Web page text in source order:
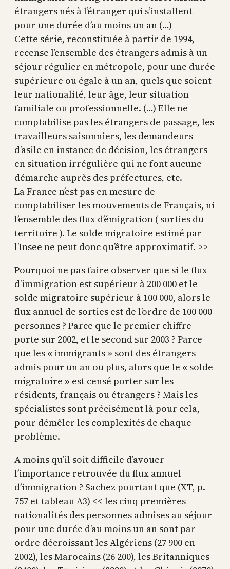
étrangers nés à l’étranger qui s’installent
pour une durée d’au moins un an (…)
Cette série, reconstituée à partir de 1994,
recense l’ensemble des étrangers admis à un
séjour régulier en métropole, pour une durée
supérieure ou égale à un an, quels que soient
leur nationalité, leur âge, leur situation
familiale ou professionnelle. (…) Elle ne
comptabilise pas les étrangers de passage, les
travailleurs saisonniers, les demandeurs
d’asile en instance de décision, les étrangers
en situation irrégulière qui ne font aucune
démarche auprès des préfectures, etc.
La France n’est pas en mesure de
comptabiliser les mouvements de Français, ni
l’ensemble des flux d’émigration ( sorties du
territoire ). Le solde migratoire estimé par
l’Insee ne peut donc qu’être approximatif. >>
Pourquoi ne pas faire observer que si le flux
d’immigration est supérieur à 200 000 et le
solde migratoire supérieur à 100 000, alors le
flux annuel de sorties est de l’ordre de 100 000
personnes ? Parce que le premier chiffre
porte sur 2002, et le second sur 2003 ? Parce
que les « immigrants » sont des étrangers
admis pour un an ou plus, alors que le « solde
migratoire » est censé porter sur les
résidents, français ou étrangers ? Mais les
spécialistes sont précisément là pour cela,
pour démêler les complexités de chaque
problème.
A moins qu’il soit difficile d’avouer
l’importance retrouvée du flux annuel
d’immigration ? Sachez pourtant que (XT, p.
757 et tableau A3) << les cinq premières
nationalités des personnes admises au séjour
pour une durée d’au moins un an sont par
ordre décroissant les Algériens (27 900 en
2002), les Marocains (26 200), les Britanniques